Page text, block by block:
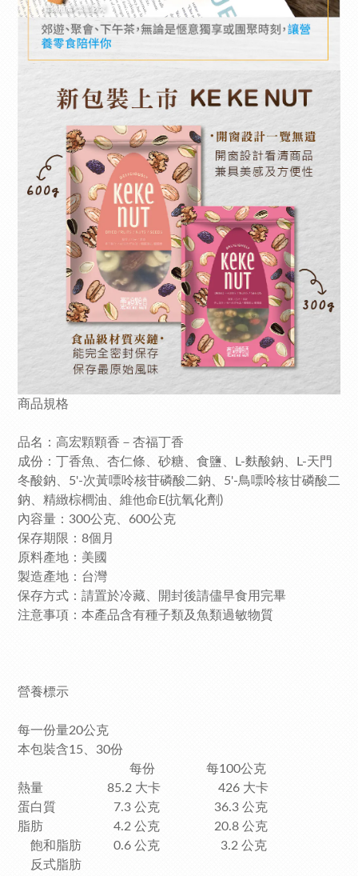
商品規格
品名：高宏顆顆香－杏福丁香
成份：丁香魚、杏仁條、砂糖、食鹽、L-麩酸鈉、L-天門
冬酸鈉、5'-次黃嘌呤核苷磷酸二鈉、5'-鳥嘌呤核甘磷酸二
鈉、精緻棕櫚油、維他命E(抗氧化劑)
內容量：300公克、600公克
保存期限：8個月
原料產地：美國
製造產地：台灣
保存方式：請置於冷藏、開封後請儘早食用完畢
注意事項：本產品含有種子類及魚類過敏物質
營養標示
每一份量20公克
本包裝含15、30份
每份 每100公克
熱量 85.2 大卡 426 大卡
蛋白質 7.3 公克 36.3 公克
脂肪 4.2 公克 20.8 公克
飽和脂肪 0.6 公克 3.2 公克
反式脂肪